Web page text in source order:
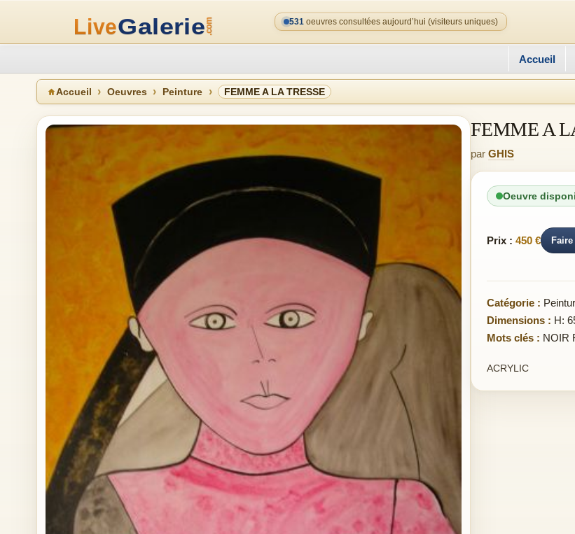
531 oeuvres consultées aujourd’hui (visiteurs uniques)
Accueil
Accueil Oeuvres Peinture FEMME A LA TRESSE
FEMME A
par GHIS
Oeuvre
Prix : 450 €
Catégorie :
Dimensions : H:
Mots clés : NOIR
ACRYLIC